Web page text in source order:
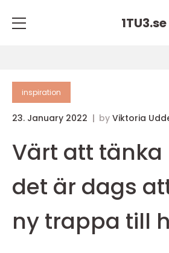
1TU3.se
inspiration
23. January 2022 by Viktoria
Värt att tänka
det är dags
ny trappa till